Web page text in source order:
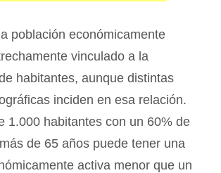
población económicamente
vinculado a la
habitantes, aunque distintas
inciden en esa relación.
1.000 habitantes con un 60% de
de 65 años puede tener una
activa menor que un